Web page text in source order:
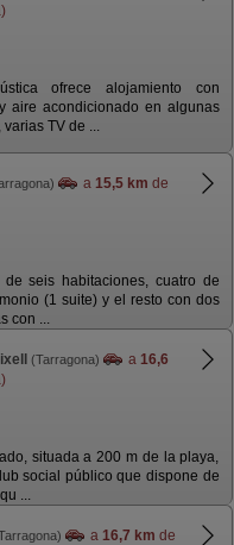
ofrece alojamiento con
aire acondicionado en algunas
TV de ...
a 15,5 km de
seis habitaciones, cuatro de
(1 suite) y el resto con dos
con ...
(Tarragona) a 16,6
situada a 200 m de la playa,
social público que dispone de
...
a 16,7 km de